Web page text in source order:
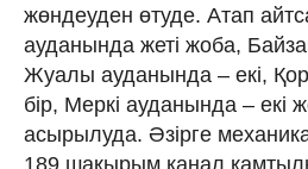
жөндеуден өтуде. Атап
ауданында жеті жоба,
Жуалы ауданында – екі,
бір, Меркі ауданында – екі
асырылуда. Әзірге